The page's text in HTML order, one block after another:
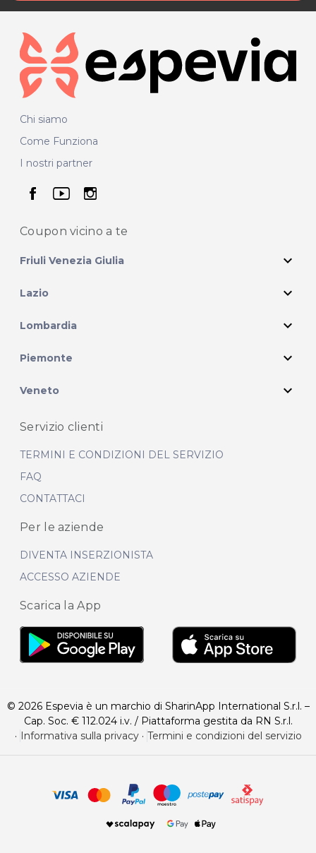
Chi siamo
Come Funziona
I nostri partner
seguici su facebook
seguici su youtube
seguici su instagram
Coupon vicino a te
Friuli Venezia Giulia expand_more
Lazio expand_more
Lombardia expand_more
Piemonte expand_more
Veneto expand_more
Servizio clienti
TERMINI E CONDIZIONI DEL SERVIZIO
FAQ
CONTATTACI
Per le aziende
DIVENTA INSERZIONISTA
ACCESSO AZIENDE
Scarica la App
© 2026 Espevia è un marchio di SharinApp International S.r.l. –
Cap. Soc. € 112.024 i.v. / Piattaforma gestita da RN S.r.l.
·
Informativa sulla privacy· Termini e condizioni del servizio